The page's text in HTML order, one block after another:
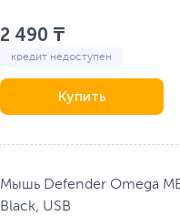
2 490 ₸
кредит недоступен
Купить
Мышь Defender Omega
Black, USB